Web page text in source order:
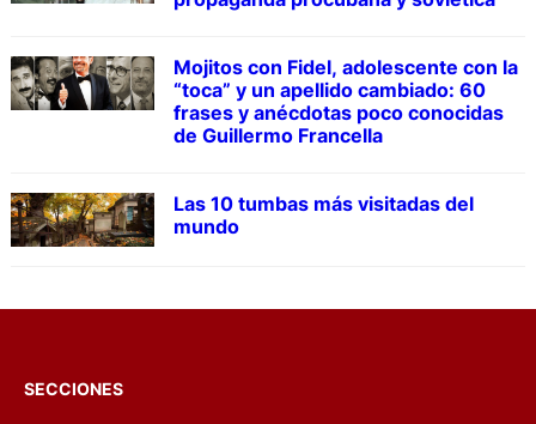
Mojitos con Fidel, adolescente con la
“toca” y un apellido cambiado: 60
frases y anécdotas poco conocidas
de Guillermo Francella
Las 10 tumbas más visitadas del
mundo
SECCIONES